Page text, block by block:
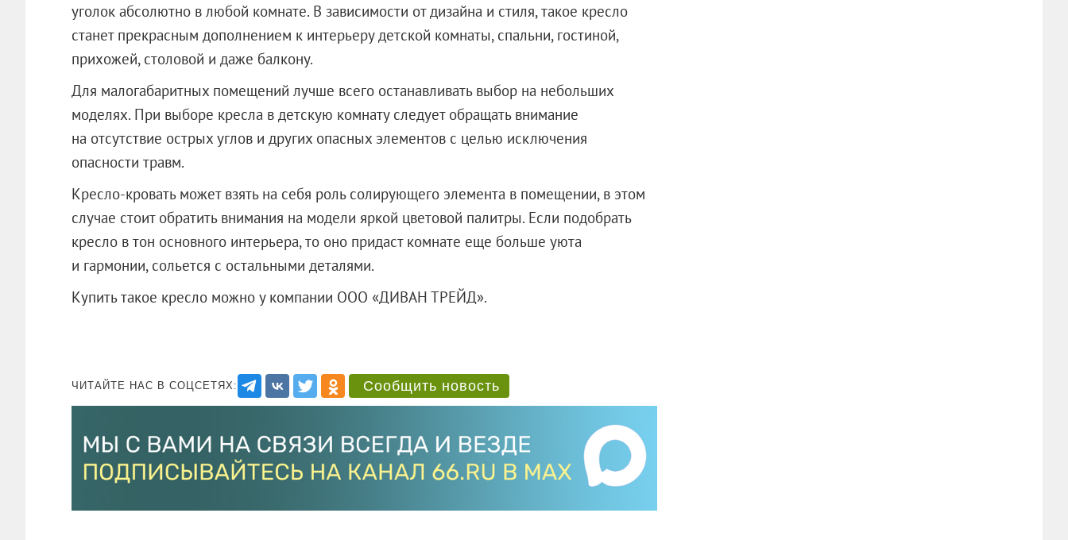
уголок абсолютно в любой комнате. В зависимости от дизайна и стиля, такое кресло
станет прекрасным дополнением к интерьеру детской комнаты, спальни, гостиной,
прихожей, столовой и даже балкону.
Для малогабаритных помещений лучше всего останавливать выбор на небольших
моделях. При выборе кресла в детскую комнату следует обращать внимание
на отсутствие острых углов и других опасных элементов с целью исключения
опасности травм.
Кресло-кровать может взять на себя роль солирующего элемента в помещении, в этом
случае стоит обратить внимания на модели яркой цветовой палитры. Если подобрать
кресло в тон основного интерьера, то оно придаст комнате еще больше уюта
и гармонии, сольется с остальными деталями.
Купить такое кресло можно у компании ООО «ДИВАН ТРЕЙД».
ЧИТАЙТЕ НАС В СОЦСЕТЯХ: Сообщить новость